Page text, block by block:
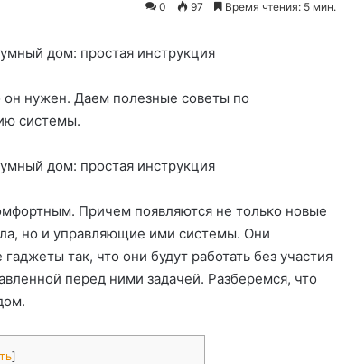
0 97 Время чтения: 5 мин.
он нужен. Даем полезные советы по
системы.
Причем появляются не только новые
но и управляющие ими системы. Они
так, что они будут работать без участия
перед ними задачей. Разберемся, что
]
огонь при помощи
Как из